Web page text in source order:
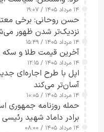
۱۴ مرداد ۱۴۰۵ / ۱۹:۰۷
حسن روحانی: برخی
نزدیک‌تر شدن ظهور
۱۴ مرداد ۱۴۰۵ / ۱۵:۴۹
آخرین قیمت طلا و سکه در 14 مرداد+
۱۴ مرداد ۱۴۰۵ / ۱۲:۱۵
اپل با طرح اجاره‌ای
آسان‌تر می‌کند
۱۴ مرداد ۱۴۰۵ / ۱۰:۰۵
حمله روزنامه جمهوری
برادر داماد شهید رئیسی
۱۴ مرداد ۱۴۰۵ / ۰۸:۰۰